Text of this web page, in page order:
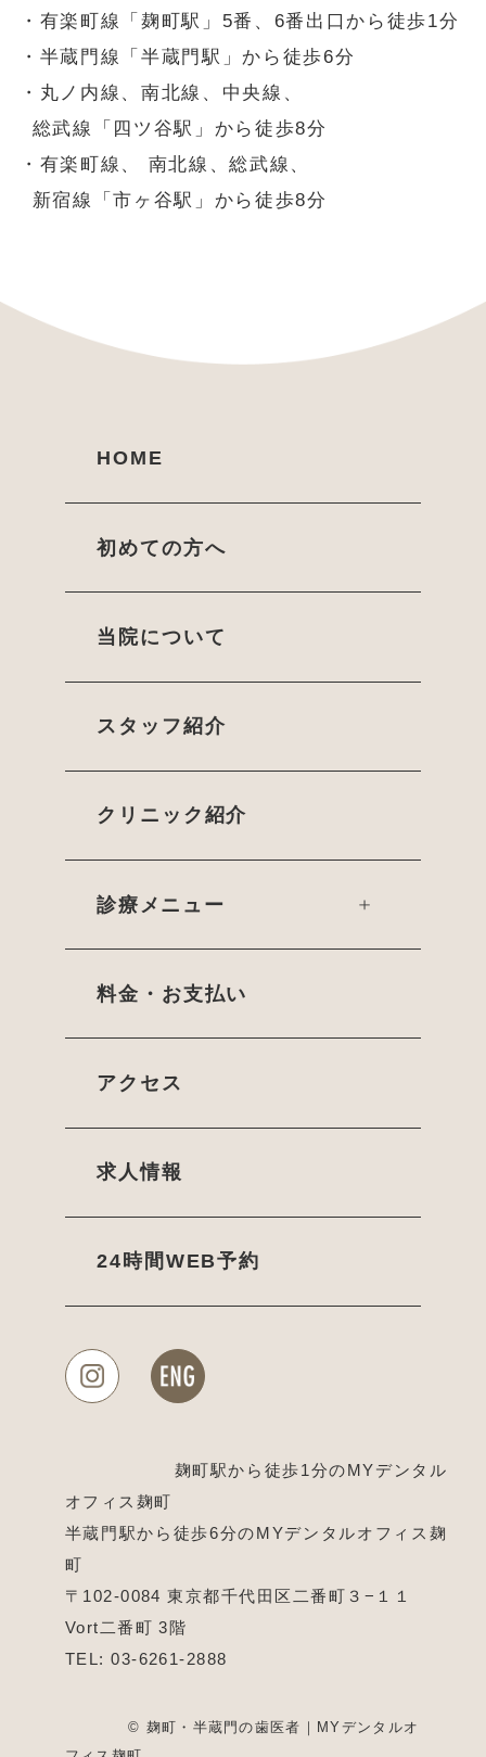
・有楽町線「麹町駅」5番、6番出口から徒歩1分
・半蔵門線「半蔵門駅」から徒歩6分
・丸ノ内線、南北線、中央線、
総武線「四ツ谷駅」から徒歩8分
・有楽町線、 南北線、総武線、
新宿線「市ヶ谷駅」から徒歩8分
HOME
初めての方へ
当院について
スタッフ紹介
クリニック紹介
診療メニュー
料金・お支払い
アクセス
求人情報
24時間WEB予約
麹町駅から徒歩1分のMYデンタル
オフィス麹町
半蔵門駅から徒歩6分のMYデンタルオフィス麹
町
〒102-0084 東京都千代田区二番町３−１１
Vort二番町 3階
TEL:03-6261-2888
© 麹町・半蔵門の歯医者｜MYデンタルオ